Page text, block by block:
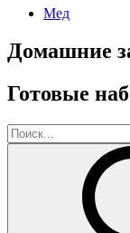
Мед
Домашние
Готовые